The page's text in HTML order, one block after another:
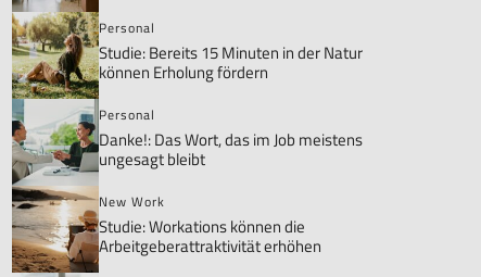
Personal
Studie: Bereits 15 Minuten in der Natur
können Erholung fördern
Personal
Danke!: Das Wort, das im Job meistens
ungesagt bleibt
New Work
Studie: Workations können die
Arbeitgeberattraktivität erhöhen